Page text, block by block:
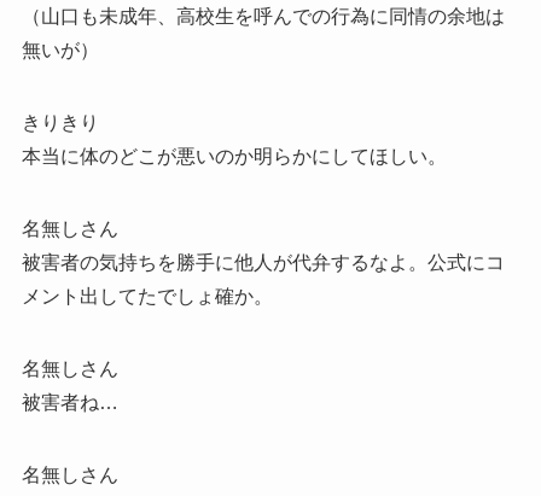
（山口も未成年、高校生を呼んでの行為に同情の余地は
無いが）
きりきり
本当に体のどこが悪いのか明らかにしてほしい。
名無しさん
被害者の気持ちを勝手に他人が代弁するなよ。公式にコ
メント出してたでしょ確か。
名無しさん
被害者ね…
名無しさん